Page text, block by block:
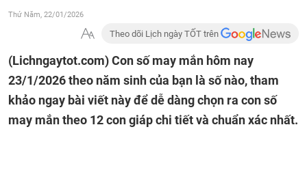
Thứ Năm, 22/01/2026
Theo dõi Lịch ngày TỐT trên
(Lichngaytot.com)Con số may mắn hôm nay
23/1/2026 theo năm sinh của bạn là số nào, tham
khảo ngay bài viết này để dễ dàng chọn ra con số
may mắn theo 12 con giáp chi tiết và chuẩn xác nhất.